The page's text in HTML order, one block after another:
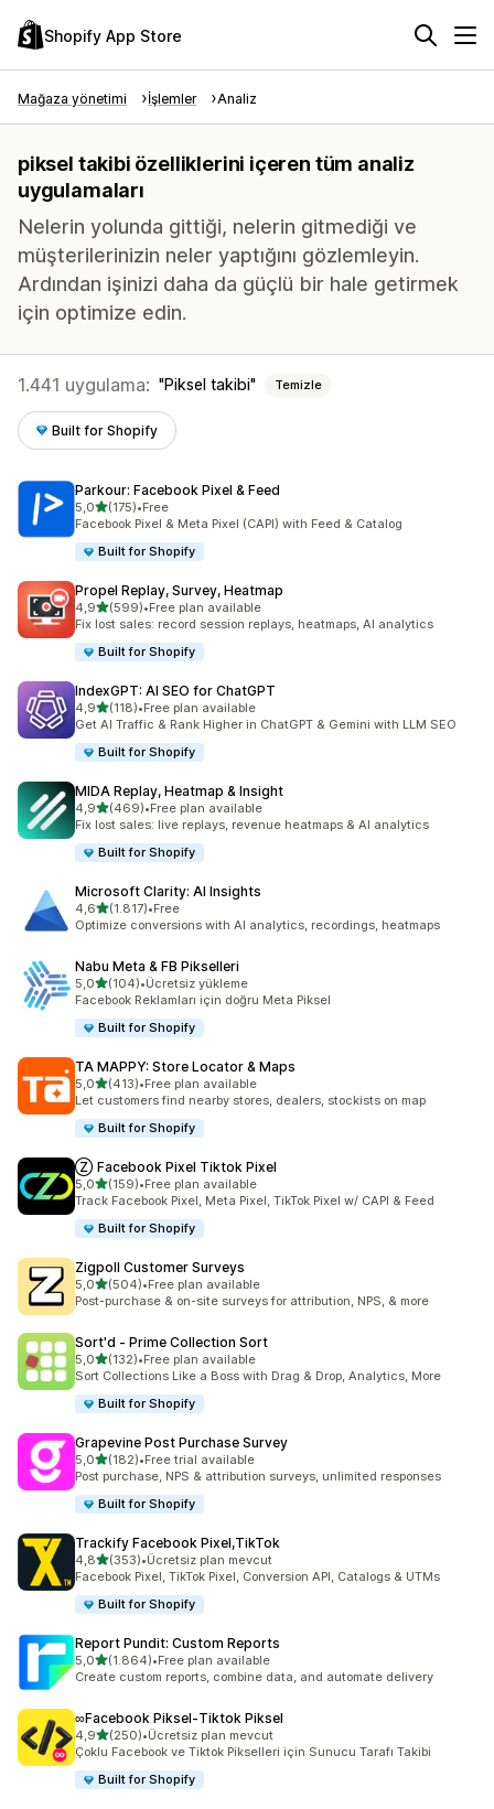
Shopify App Store
Mağaza yönetimi İşlemler Analiz
piksel takibi özelliklerini içeren tüm analiz
uygulamaları
Nelerin yolunda gittiği, nelerin gitmediği ve
müşterilerinizin neler yaptığını gözlemleyin.
Ardından işinizi daha da güçlü bir hale getirmek
için optimize edin.
1.441 uygulama: Piksel takibi Temizle
Built for Shopify
Parkour: Facebook Pixel & Feed
5,05 yıldız üzerinden
(175)
toplam 175 değerlendirme
•Free
Facebook Pixel & Meta Pixel (CAPI) with Feed & Catalog
Built for Shopify
Propel Replay, Survey, Heatmap
4,95 yıldız üzerinden
(599)
toplam 599 değerlendirme
•Free plan available
Fix lost sales: record session replays, heatmaps, AI analytics
Built for Shopify
IndexGPT: AI SEO for ChatGPT
4,95 yıldız üzerinden
(118)
toplam 118 değerlendirme
•Free plan available
Get AI Traffic & Rank Higher in ChatGPT & Gemini with LLM SEO
Built for Shopify
MIDA Replay, Heatmap & Insight
4,95 yıldız üzerinden
(469)
toplam 469 değerlendirme
•Free plan available
Fix lost sales: live replays, revenue heatmaps & AI analytics
Built for Shopify
Microsoft Clarity: AI Insights
4,65 yıldız üzerinden
(1.817)
toplam 1817 değerlendirme
•Free
Optimize conversions with AI analytics, recordings, heatmaps
Nabu Meta & FB Pikselleri
5,05 yıldız üzerinden
(104)
toplam 104 değerlendirme
•Ücretsiz yükleme
Facebook Reklamları için doğru Meta Piksel
Built for Shopify
TA MAPPY: Store Locator & Maps
5,05 yıldız üzerinden
(413)
toplam 413 değerlendirme
•Free plan available
Let customers find nearby stores, dealers, stockists on map
Built for Shopify
Ⓩ Facebook Pixel Tiktok Pixel
5,05 yıldız üzerinden
(159)
toplam 159 değerlendirme
•Free plan available
Track Facebook Pixel, Meta Pixel, TikTok Pixel w/ CAPI & Feed
Built for Shopify
Zigpoll Customer Surveys
5,05 yıldız üzerinden
(504)
toplam 504 değerlendirme
•Free plan available
Post-purchase & on-site surveys for attribution, NPS, & more
Sort'd ‑ Prime Collection Sort
5,05 yıldız üzerinden
(132)
toplam 132 değerlendirme
•Free plan available
Sort Collections Like a Boss with Drag & Drop, Analytics, More
Built for Shopify
Grapevine Post Purchase Survey
5,05 yıldız üzerinden
(182)
toplam 182 değerlendirme
•Free trial available
Post purchase, NPS & attribution surveys, unlimited responses
Built for Shopify
Trackify Facebook Pixel,TikTok
4,85 yıldız üzerinden
(353)
toplam 353 değerlendirme
•Ücretsiz plan mevcut
Facebook Pixel, TikTok Pixel, Conversion API, Catalogs & UTMs
Built for Shopify
Report Pundit: Custom Reports
5,05 yıldız üzerinden
(1.864)
toplam 1864 değerlendirme
•Free plan available
Create custom reports, combine data, and automate delivery
∞Facebook Piksel‑Tiktok Piksel
4,95 yıldız üzerinden
(250)
toplam 250 değerlendirme
•Ücretsiz plan mevcut
Çoklu Facebook ve Tiktok Pikselleri için Sunucu Tarafı Takibi
Built for Shopify